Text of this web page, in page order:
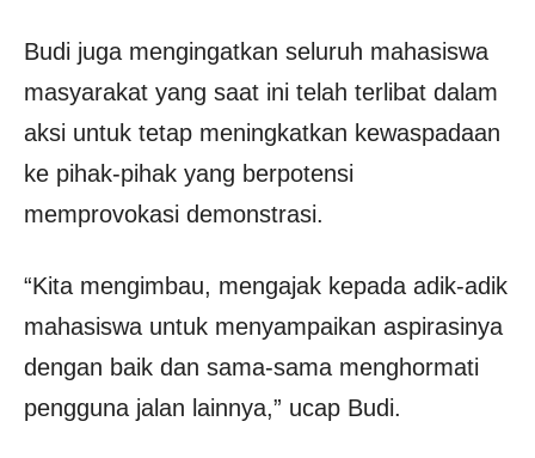
Budi juga mengingatkan seluruh mahasiswa
masyarakat yang saat ini telah terlibat dalam
aksi untuk tetap meningkatkan kewaspadaan
ke pihak-pihak yang berpotensi
memprovokasi demonstrasi.
“Kita mengimbau, mengajak kepada adik-adik
mahasiswa untuk menyampaikan aspirasinya
dengan baik dan sama-sama menghormati
pengguna jalan lainnya,” ucap Budi.